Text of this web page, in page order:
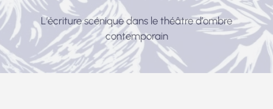
L’écriture scénique dans le théâtre d’ombre
contemporain